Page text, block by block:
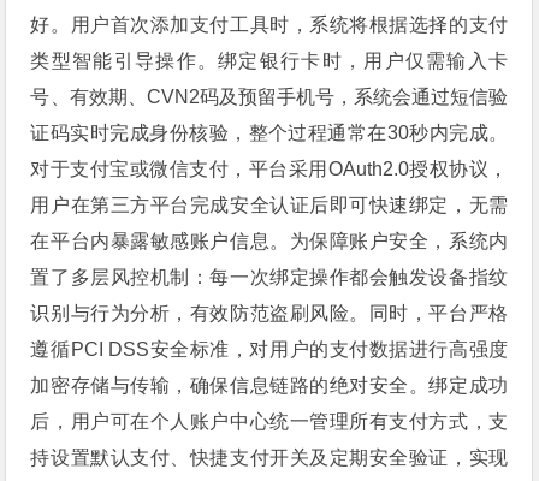
好。用户首次添加支付工具时，系统将根据选择的支付
类型智能引导操作。绑定银行卡时，用户仅需输入卡
号、有效期、CVN2码及预留手机号，系统会通过短信验
证码实时完成身份核验，整个过程通常在30秒内完成。
对于支付宝或微信支付，平台采用OAuth2.0授权协议，
用户在第三方平台完成安全认证后即可快速绑定，无需
在平台内暴露敏感账户信息。为保障账户安全，系统内
置了多层风控机制：每一次绑定操作都会触发设备指纹
识别与行为分析，有效防范盗刷风险。同时，平台严格
遵循PCI DSS安全标准，对用户的支付数据进行高强度
加密存储与传输，确保信息链路的绝对安全。绑定成功
后，用户可在个人账户中心统一管理所有支付方式，支
持设置默认支付、快捷支付开关及定期安全验证，实现